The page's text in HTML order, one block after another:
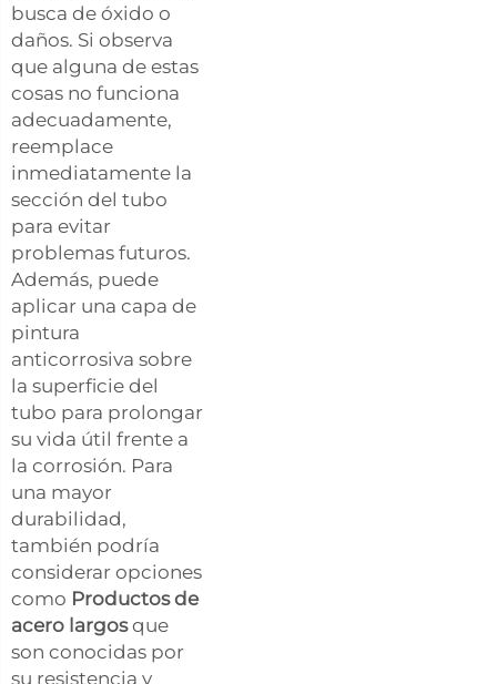
busca de óxido o
daños. Si observa
que alguna de estas
cosas no funciona
adecuadamente,
reemplace
inmediatamente la
sección del tubo
para evitar
problemas futuros.
Además, puede
aplicar una capa de
pintura
anticorrosiva sobre
la superficie del
tubo para prolongar
su vida útil frente a
la corrosión. Para
una mayor
durabilidad,
también podría
considerar opciones
como Productos de
acero largosque
son conocidas por
su resistencia y